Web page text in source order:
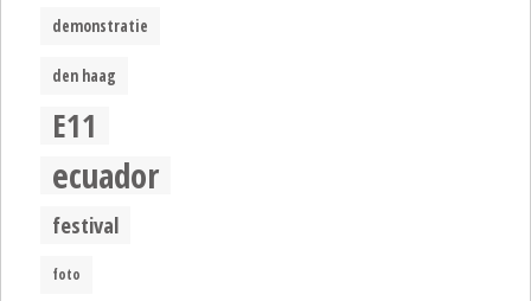
demonstratie
den haag
E11
ecuador
festival
foto